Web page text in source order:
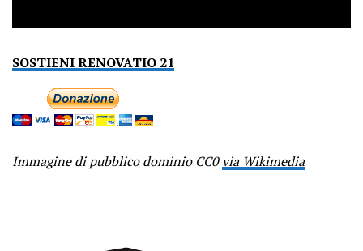
SOSTIENI RENOVATIO 21
Immagine di pubblico dominio CC0via Wikimedia